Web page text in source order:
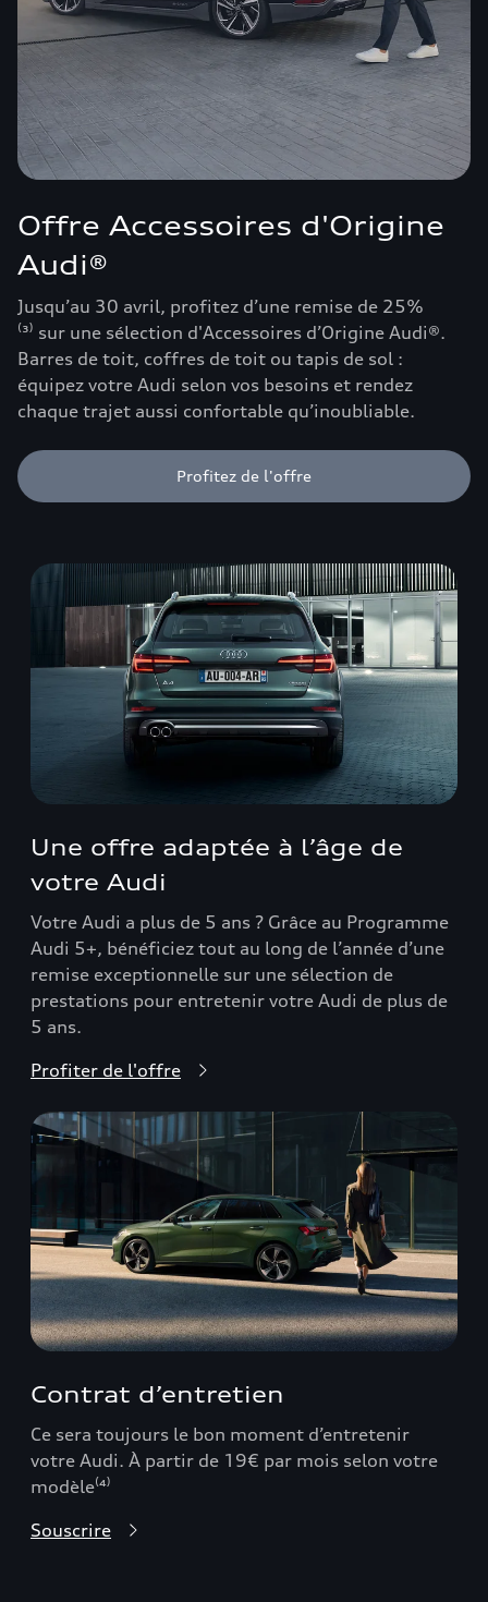
Offre Accessoires d'Origine
Audi®
Jusqu’au 30 avril, profitez d’une remise de 25%
⁽³⁾ sur une sélection d'Accessoires d’Origine Audi®.
Barres de toit, coffres de toit ou tapis de sol :
équipez votre Audi selon vos besoins et rendez
chaque trajet aussi confortable qu’inoubliable.
Profitez de l'offre
Une offre adaptée à l’âge de
votre Audi
Votre Audi a plus de 5 ans ? Grâce au Programme
Audi 5+, bénéficiez tout au long de l’année d’une
remise exceptionnelle sur une sélection de
prestations pour entretenir votre Audi de plus de
5 ans.
Profiter de l'offre
Contrat d’entretien
Ce sera toujours le bon moment d’entretenir
votre Audi. À partir de 19€ par mois selon votre
modèle⁽⁴⁾
Souscrire